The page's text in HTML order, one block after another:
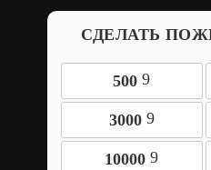
СДЕЛАТЬ
500 9
3000 9
10000 9